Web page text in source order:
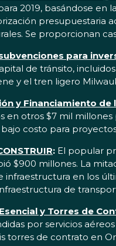
2019, basándose
presupuestaria
Se proporcionan
para
de tránsito,
y el tren ligero
y Financiamiento
en otros $7 mil
costo para
: El popular
$900 millones. La
infraestructura en los
de
y Torres de
por servicios
torres de contrato en